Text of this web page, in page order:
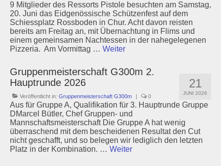
9 Mitglieder des Ressorts Pistole besuchten am Samstag,
20. Juni das Eidgenössische Schützenfest auf dem
Schiessplatz Rossboden in Chur. Acht davon reisten
bereits am Freitag an, mit Übernachtung in Flims und
einem gemeinsamen Nachtessen in der nahegelegenen
Pizzeria. Am Vormittag … Weiter
21
JUNI 2026
Gruppenmeisterschaft G300m 2.
Hauptrunde 2026
Veröffentlicht in: Gruppenmeisterschaft G300m 0
Aus für Gruppe A, Qualifikation für 3. Hauptrunde Gruppe
DMarcel Bütler, Chef Gruppen- und
Mannschaftsmeisterschaft Die Gruppe A hat wenig
überraschend mit dem bescheidenen Resultat den Cut
nicht geschafft, und so belegen wir lediglich den letzten
Platz in der Kombination. … Weiter